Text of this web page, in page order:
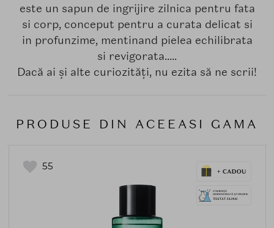
este un sapun de ingrijire zilnica pentru fata
si corp, conceput pentru a curata delicat si
in profunzime, mentinand pielea echilibrata
si revigorata.....
Dacă ai și alte curiozități, nu ezita să ne scrii!
PRODUSE DIN ACEEASI GAMA
55